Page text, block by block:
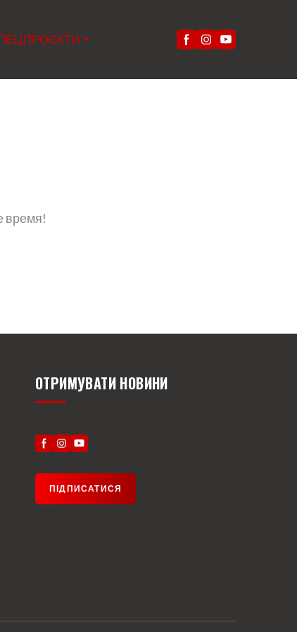
время!
ОТРИМУВАТИ НОВИНИ
ПІДПИСАТИСЯ